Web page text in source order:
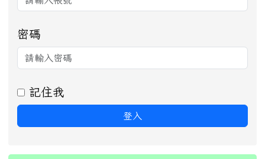
密碼
記住我
登入